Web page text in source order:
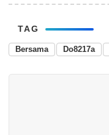
TAG
Bersama Do8217a